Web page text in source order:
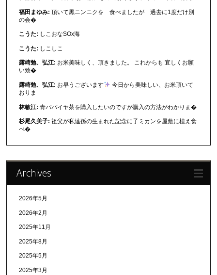
福田まゆみ: 頂いて黒ニンニクを 食べましたが 過去に1度だけ別
の会�
こうた: しこおなSOx海
こうた: しこしこ
露崎勉、弘江: お米美味しく、頂きました。 これからも 宜しくお願
い致�
露崎勉、弘江: お早うございます
今日から美味しい、お米頂いて
おりま
林敏江: 青パパイヤ茶を購入したいのですが購入の方法がわかりま�
杉尾久美子: 祖父が私達孫の生まれた記念に子ミカンを屋敷に植え食
べ�
Archives
2026年5月
2026年2月
2025年11月
2025年8月
2025年5月
2025年3月